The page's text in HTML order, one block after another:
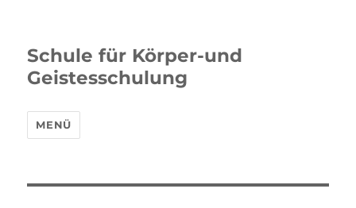
Schule für Körper-und
Geistesschulung
MENÜ